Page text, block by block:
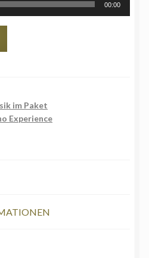
00:00
im Paket
Experience